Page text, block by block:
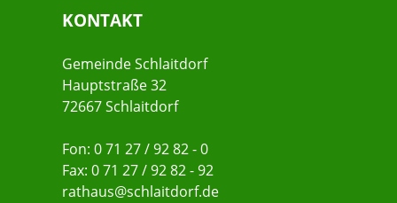
KONTAKT
Gemeinde Schlaitdorf
Hauptstraße 32
72667 Schlaitdorf
Fon: 0 71 27 / 92 82 - 0
Fax: 0 71 27 / 92 82 - 92
rathaus@schlaitdorf.de